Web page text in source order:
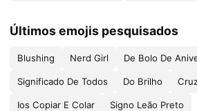
Últimos emojis pesquisados
Blushing Nerd Girl De Bolo De
Significado De Todos Do Brilho
Ios Copiar E Colar Signo Leão Preto